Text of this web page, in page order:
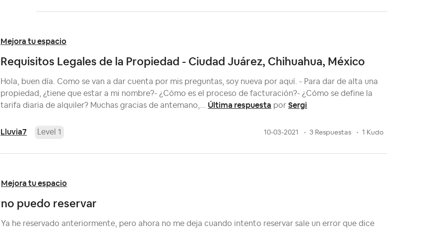
Mejora tu espacio
Requisitos Legales de la Propiedad - Ciudad Juárez, Chihuahua, México
Hola, buen día. Como se van a dar cuenta por mis preguntas, soy nueva por aquí. - Para dar de alta una
propiedad, ¿tiene que estar a mi nombre?- ¿Cómo es el proceso de facturación?- ¿Cómo se define la
tarifa diaria de alquiler? Muchas gracias de antemano,... Última respuesta por Sergi
Lluvia7 Level 1 10-03-2021 3 Respuestas 1 Kudo
Mejora tu espacio
no puedo reservar
Ya he reservado anteriormente, pero ahora no me deja cuando intento reservar sale un error que dice